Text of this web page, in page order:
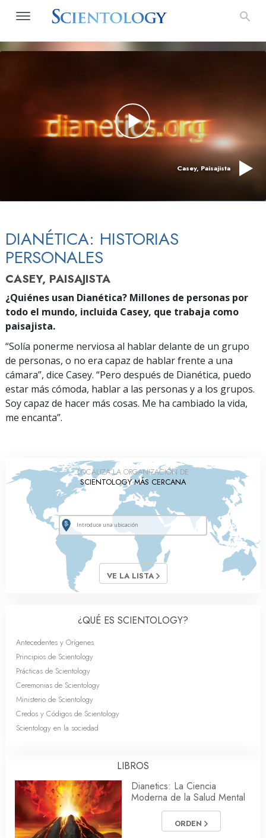
Casey, Paisajista
DIANÉTICA: HISTORIAS
PERSONALES
CASEY, PAISAJISTA
¿Quiénes usan Dianética? Millones de personas por
todo el mundo, incluida Casey, que trabaja como
paisajista.
“Solía ponerme nerviosa al hablar delante de un grupo
de personas, o no era capaz de hablar frente a una
cámara”, dice Casey. “Pero después de Dianética, puedo
estar más cómoda, hablar a las personas y a los grupos.
Soy capaz de hacer más cosas. Me ha cambiado la vida,
me encanta”.
LOCALIZA LA ORGANIZACIÓN DE
SCIENTOLOGY MÁS CERCANA
VE LA LISTA
¿QUÉ ES SCIENTOLOGY?
Antecedentes y Orígenes
Principios de Scientology
Prácticas de Scientology
Ceremonias de Scientology
Ministerio de Scientology
Credos y Códigos de Scientology
Scientology en la sociedad
LIBROS
Dianetics: La Ciencia
Moderna de la Salud Mental
ORDEN